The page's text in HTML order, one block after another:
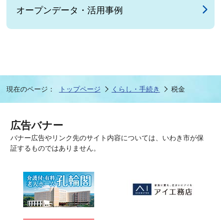
オープンデータ・活用事例
現在のページ： トップページ くらし・手続き 税金
広告バナー
バナー広告やリンク先のサイト内容については、いわき市が保
証するものではありません。